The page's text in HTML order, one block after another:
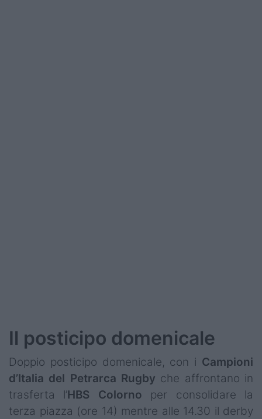
Il posticipo domenicale
Doppio posticipo domenicale, con i Campioni
d’Italia del Petrarca Rugby che affrontano in
trasferta l’HBS Colorno per consolidare la
terza piazza (ore 14) mentre alle 14.30 il derby